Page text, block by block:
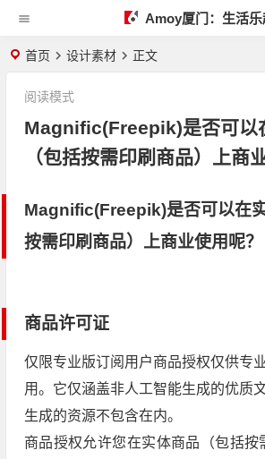
Amoy厦门：生活乐
首页 设计素材 正文
Magnific(Freepik)是否可以
（包括按需印刷商品）上商
阅读模式
Magnific(Freepik)是否可以在
按需印刷商品）上商业使用呢？
商品许可证
仅限专业版订阅用户商品授权仅供专
用。它仅涵盖非人工智能生成的优
生成的资源不包含在内。
商品授权允许您在实体商品（包括按